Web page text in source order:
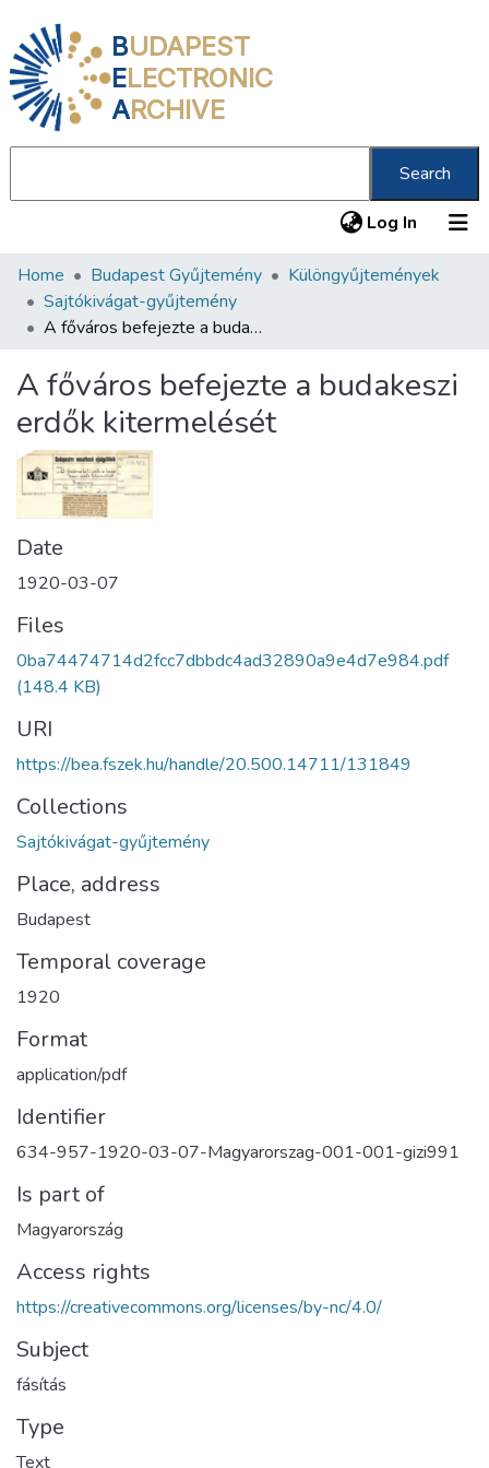
BUDAPEST
ELECTRONIC
ARCHIVE
Search
Log In (current)
Communities & Collections
All of DSpace
About us
Home Budapest Gyűjtemény
Különgyűjtemények
Sajtókivágat-gyűjtemény
A főváros befejezte a budakeszi erdők kitermelését
A főváros befejezte a budakeszi
erdők kitermelését
Date
1920-03-07
Files
0ba74474714d2fcc7dbbdc4ad32890a9e4d7e984.pdf
(148.4 KB)
URI
https://bea.fszek.hu/handle/20.500.14711/131849
Collections
Sajtókivágat-gyűjtemény
Place, address
Budapest
Temporal coverage
1920
Format
application/pdf
Identifier
634-957-1920-03-07-Magyarorszag-001-001-gizi991
Is part of
Magyarország
Access rights
https://creativecommons.org/licenses/by-nc/4.0/
Subject
fásítás
Type
Text